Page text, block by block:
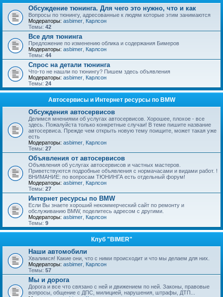
Обсуждение тюнинга. Для чего это нужно, что и как
Вопросы по тюнингу, адресованные к людям которые этим занимаются
Модераторы: asbimer Карлсон
Темы: 42
Все для тюнинга
Предложение по изменению облика и содержания Бимеров
Модераторы: asbimer Карлсон
Темы: 44
Спрос на детали тюнинга
Что-то не нашли по тюнингу? Пишем здесь объявления
Модераторы: asbimer Карлсон
Темы: 24
Автосервисы и Интернет ресурсы по BMW
Обсуждения автосервисов
Делимся мнениями об услугах автосервисов. Хорошее, плохое - все
здесь. Пожалуйста только конкретные случаи! В теме пишите название
автосервиса. Прежде чем открыть новую тему поищите, может такая уже
есть
Модераторы: asbimer Карлсон
Темы: 27
Объявления от автосервисов
Объявления об услугах автосервисов и частных мастеров.
Приветствуются подробные объявления с нормачасами и видами работ. !
ВНИМАНИЕ: по вопросам ТЮНИНГА есть отдельный форум!
Модераторы: asbimer Карлсон
Темы: 27
Интернет ресурсы по BMW
Если Вы знаете хороший некоммерческий сайт по ремонту и
обслуживанию BMW, поделитесь адресом с другими.
Модераторы: asbimer Карлсон
Темы: 9
Клуб "BIMER"
Наши автомобили
Хвалимся! Какие они, что с ними происходит и что мы делаем для них.
Модераторы: asbimer Карлсон
Темы: 57
Мы и дорога
Дорога и все что связано с ней и движением по ней. Законы, правовые
вопросы, общение с ДПС, милицией, нарушения, штрафы, ДТП...